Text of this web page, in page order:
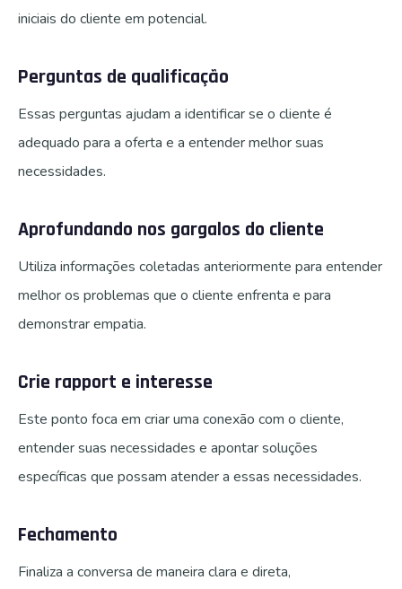
iniciais do cliente em potencial.
Perguntas de qualificação
Essas perguntas ajudam a identificar se o cliente é
adequado para a oferta e a entender melhor suas
necessidades.
Aprofundando nos gargalos do cliente
Utiliza informações coletadas anteriormente para entender
melhor os problemas que o cliente enfrenta e para
demonstrar empatia.
Crie rapport e interesse
Este ponto foca em criar uma conexão com o cliente,
entender suas necessidades e apontar soluções
específicas que possam atender a essas necessidades.
Fechamento
Finaliza a conversa de maneira clara e direta,